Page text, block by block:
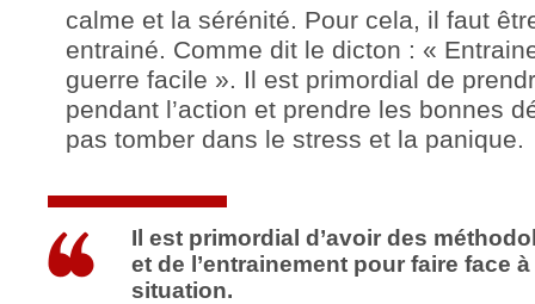
calme et la sérénité. Pour cela, il faut
entrainé. Comme dit le dicton : «
guerre facile ». Il est primordial de
pendant l’action et prendre les bonnes
pas tomber dans le stress et la panique.
Il est primordial d’avoir des
et de l’entrainement pour faire face
situation.